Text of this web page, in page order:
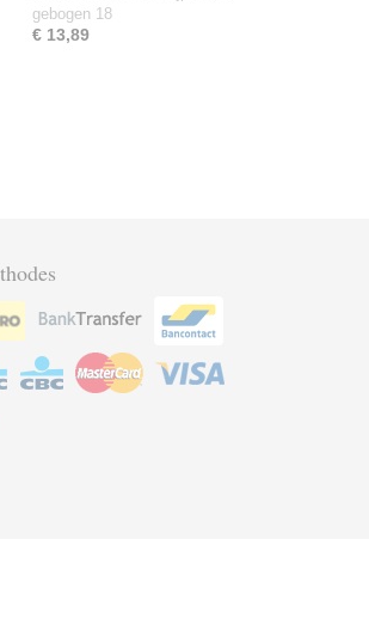
gebogen 18
€ 13,89